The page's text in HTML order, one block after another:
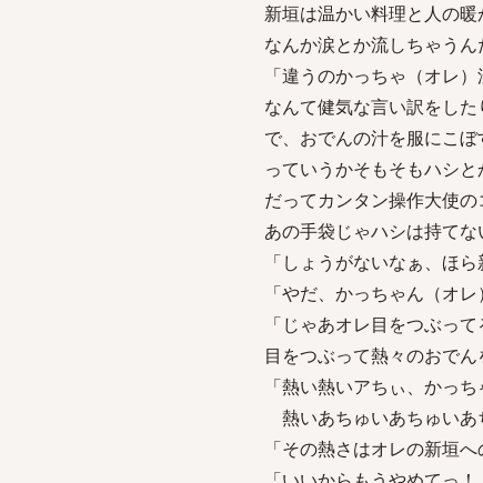
新垣は温かい料理と人の暖
なんか涙とか流しちゃう
「違うのかっちゃ（オレ
なんて健気な言い訳をした
で、おでんの汁を服にこぼ
っていうかそもそもハシと
だってカンタン操作大使の
あの手袋じゃハシは持てな
「しょうがないなぁ、ほ
「やだ、かっちゃん（オ
「じゃあオレ目をつぶっ
目をつぶって熱々のおで
「熱い熱いアちぃ、かっ
熱いあちゅいあちゅいあ
「その熱さはオレの新垣